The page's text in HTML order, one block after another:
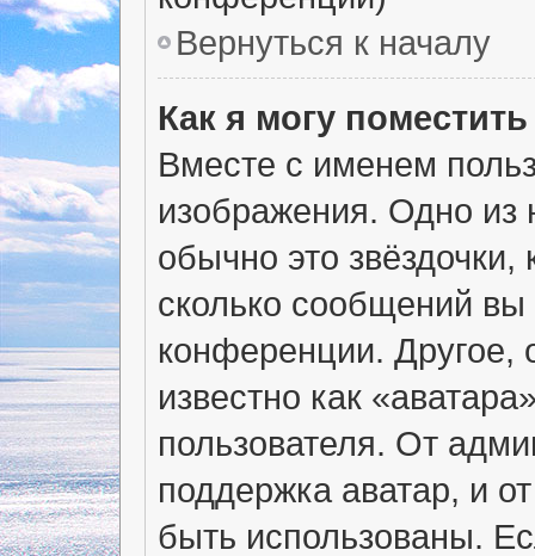
Вернуться к началу
Как я могу
Вместе с именем
изображения. Одно из
обычно это
сколько сообщений
конференции. Другое,
известно как
пользователя. От
поддержка аватар, и
быть использованы.